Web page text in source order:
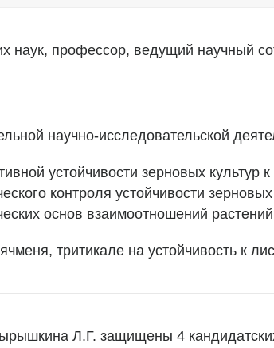
наук, профессор, ведущий научный
научно-исследовательской
устойчивости зерновых культур
контроля устойчивости
основ взаимоотношений
тритикале на устойчивость к
Л.Г. защищены 4